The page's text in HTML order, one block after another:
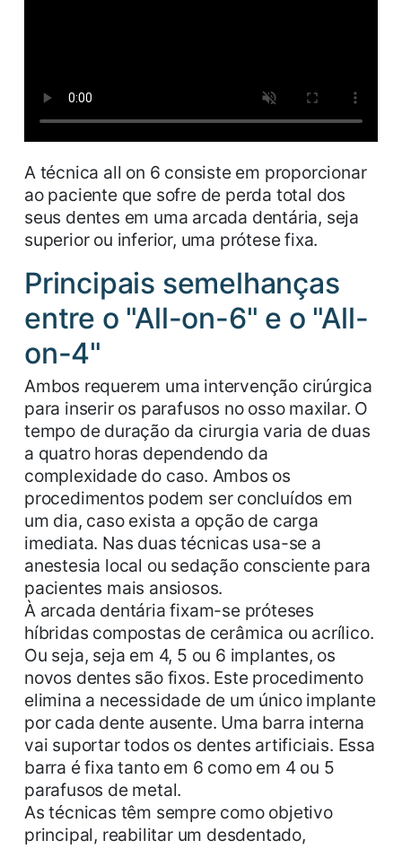
A técnica all on 6 consiste em proporcionar
ao paciente que sofre de perda total dos
seus dentes em uma arcada dentária, seja
superior ou inferior, uma prótese fixa.
Principais semelhanças
entre o "All-on-6" e o "All-
on-4"
Ambos requerem uma intervenção cirúrgica
para inserir os parafusos no osso maxilar. O
tempo de duração da cirurgia varia de duas
a quatro horas dependendo da
complexidade do caso. Ambos os
procedimentos podem ser concluídos em
um dia, caso exista a opção de carga
imediata. Nas duas técnicas usa-se a
anestesia local ou sedação consciente para
pacientes mais ansiosos.
À arcada dentária fixam-se próteses
híbridas compostas de cerâmica ou acrílico.
Ou seja, seja em 4, 5 ou 6 implantes, os
novos dentes são fixos. Este procedimento
elimina a necessidade de um único implante
por cada dente ausente. Uma barra interna
vai suportar todos os dentes artificiais. Essa
barra é fixa tanto em 6 como em 4 ou 5
parafusos de metal.
As técnicas têm sempre como objetivo
principal, reabilitar um desdentado,